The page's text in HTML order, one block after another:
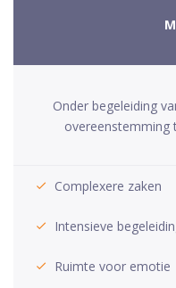
Onder begeleiding
overeenstemming
Complexere zaken
Intensieve
Ruimte voor emotie